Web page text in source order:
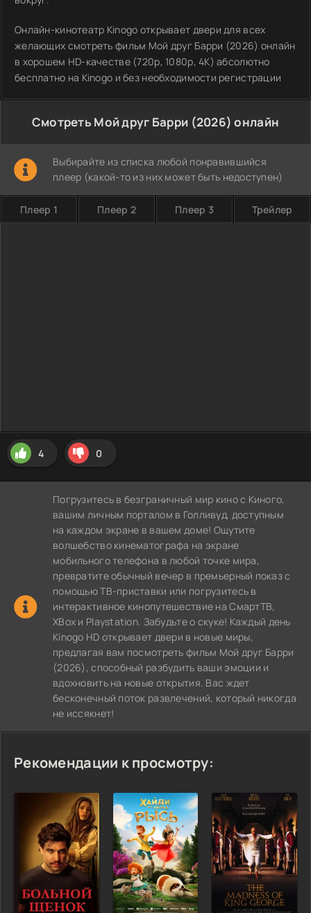
Онлайн-кинотеатр Kinogo открывает двери для всех
желающих смотреть фильм Мой друг Барри (2026) онлайн
в хорошем HD-качестве (720p, 1080p, 4K) абсолютно
бесплатно на Kinogo и без необходимости регистрации
Смотреть Мой друг Барри (2026) онлайн
Выбирайте из списка любой понравившийся
плеер (какой-то из них может быть недоступен)
Плеер 1 Плеер 2 Плеер 3 Трейлер
4 0
Погрузитесь в безграничный мир кино с Киного,
вашим личным порталом в Голливуд, доступным
на каждом экране в вашем доме! Ощутите
волшебство кинематографа на экране
мобильного телефона в любой точке мира,
превратите обычный вечер в премьерный показ с
помощью ТВ-приставки или погрузитесь в
интерактивное кинопутешествие на СмартТВ,
XBox и Playstation. Забудьте о скуке! Каждый день
Kinogo HD открывает двери в новые миры,
предлагая вам посмотреть фильм Мой друг Барри
(2026), способный разбудить ваши эмоции и
вдохновить на новые открытия. Вас ждет
бесконечный поток развлечений, который никогда
не иссякнет!
Рекомендации к просмотру: